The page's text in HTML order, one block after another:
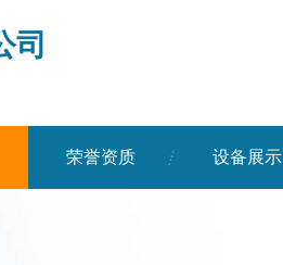
司
荣誉资质 设备展示